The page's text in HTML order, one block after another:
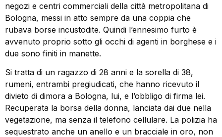
negozi e centri commerciali della città metropolitana di
Bologna, messi in atto sempre da una coppia che
rubava borse incustodite. Quindi l’ennesimo furto è
avvenuto proprio sotto gli occhi di agenti in borghese e i
due sono finiti in manette.
Si tratta di un ragazzo di 28 anni e la sorella di 38,
rumeni, entrambi pregiudicati, che hanno ricevuto il
divieto di dimora a Bologna, lui, e l’obbligo di firma lei.
Recuperata la borsa della donna, lanciata dai due nella
vegetazione, ma senza il telefono cellulare. La polizia ha
sequestrato anche un anello e un bracciale in oro, non